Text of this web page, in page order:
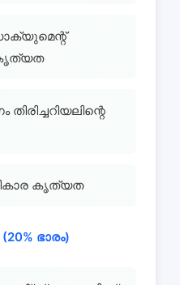
കൃത്യത
തിരിച്ചറിയലിന്റെ
കൃത്യത
ഭാരം)